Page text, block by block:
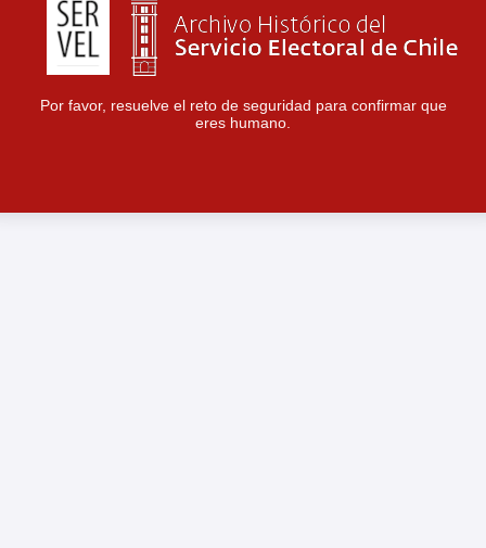
Por favor, resuelve el reto de seguridad para confirmar que
eres humano.